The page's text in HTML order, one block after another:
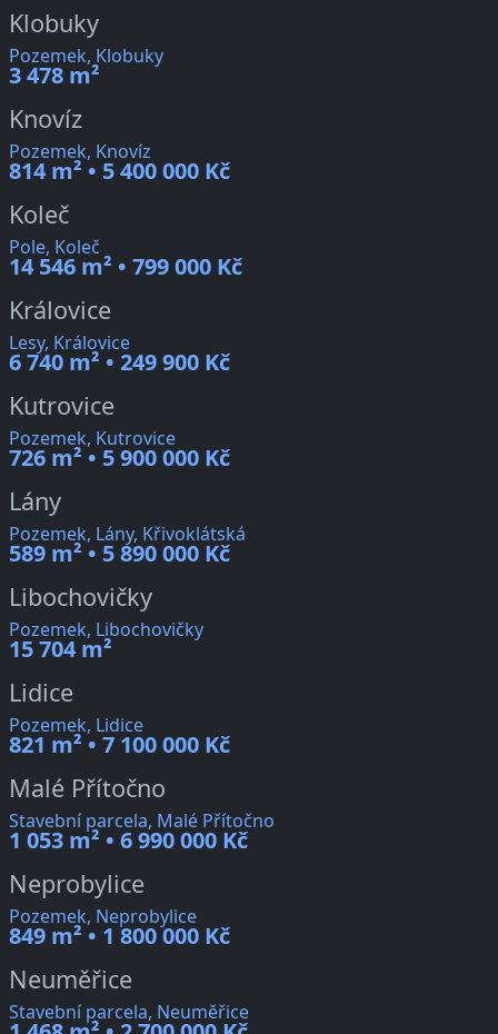
Klobuky
Pozemek, Klobuky
3 478 m²
Knovíz
Pozemek, Knovíz
814 m² • 5 400 000 Kč
Koleč
Pole, Koleč
14 546 m² • 799 000 Kč
Královice
Lesy, Královice
6 740 m² • 249 900 Kč
Kutrovice
Pozemek, Kutrovice
726 m² • 5 900 000 Kč
Lány
Pozemek, Lány, Křivoklátská
589 m² • 5 890 000 Kč
Libochovičky
Pozemek, Libochovičky
15 704 m²
Lidice
Pozemek, Lidice
821 m² • 7 100 000 Kč
Malé Přítočno
Stavební parcela, Malé Přítočno
1 053 m² • 6 990 000 Kč
Neprobylice
Pozemek, Neprobylice
849 m² • 1 800 000 Kč
Neuměřice
Stavební parcela, Neuměřice